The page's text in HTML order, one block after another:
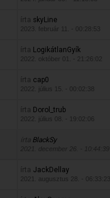
írta skyLine
2023. február 11. - 00:28:53
írta LogikátlanGyík
2022. október 01. - 21:26:02
írta cap0
2022. július 15. - 00:02:38
írta Dorol_trub
2022. július 08. - 19:02:06
írta BlackSy
2021. december 26. - 10:44:39
írta JackDellay
2021. augusztus 28. - 06:33:23